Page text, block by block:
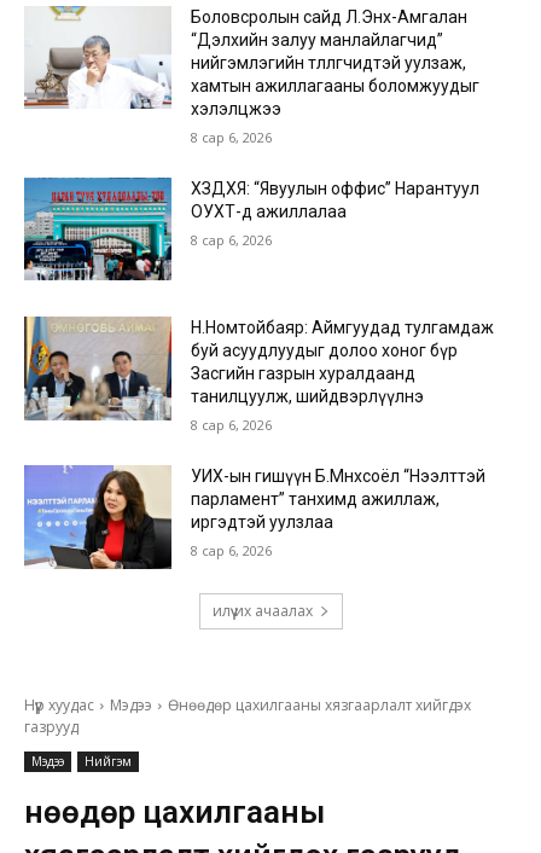
Боловсролын сайд Л.Энх-Амгалан
“Дэлхийн залуу манлайлагчид”
нийгэмлэгийн төлөөлөгчидтэй уулзаж,
хамтын ажиллагааны боломжуудыг
хэлэлцжээ
8 сар 6, 2026
ХЗДХЯ: “Явуулын оффис” Нарантуул
ОУХТ-д ажиллалаа
8 сар 6, 2026
Н.Номтойбаяр: Аймгуудад тулгамдаж
буй асуудлуудыг долоо хоног бүр
Засгийн газрын хуралдаанд
танилцуулж, шийдвэрлүүлнэ
8 сар 6, 2026
УИХ-ын гишүүн Б.Мөнхсоёл “Нээлттэй
парламент” танхимд ажиллаж,
иргэдтэй уулзлаа
8 сар 6, 2026
илүү их ачаалах